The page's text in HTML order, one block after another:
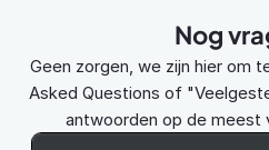
Nog
Geen zorgen, we zijn hier om
Asked Questions of
antwoorden op de meest